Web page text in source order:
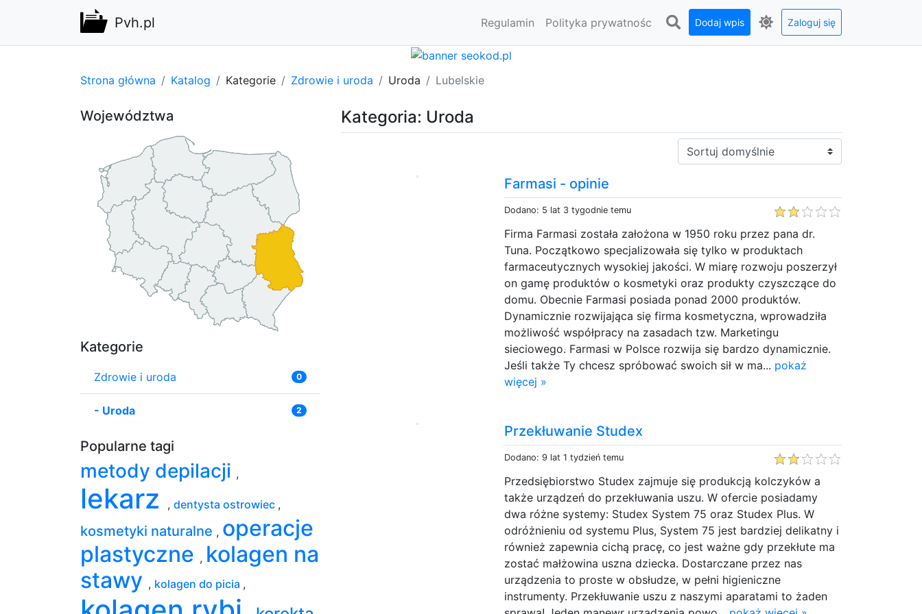
Pvh.pl Regulamin Polityka prywatnośc Dodaj wpis Zaloguj się
Strona główna Katalog Kategorie Zdrowie i uroda Uroda Lubelskie
Kategoria: Uroda
Sortuj:
Farmasi - opinie
Dodano: 5 lat 3 tygodnie temu
Firma Farmasi została założona w 1950 roku przez pana dr.
Tuna. Początkowo specjalizowała się tylko w produktach
farmaceutycznych wysokiej jakości. W miarę rozwoju poszerzył
on gamę produktów o kosmetyki oraz produkty czyszczące do
domu. Obecnie Farmasi posiada ponad 2000 produktów.
Dynamicznie rozwijająca się firma kosmetyczna, wprowadziła
możliwość współpracy na zasadach tzw. Marketingu
sieciowego. Farmasi w Polsce rozwija się bardzo dynamicznie.
Jeśli także Ty chcesz spróbować swoich sił w ma... pokaż
więcej »
Przekłuwanie Studex
Dodano: 9 lat 1 tydzień temu
Przedsiębiorstwo Studex zajmuje się produkcją kolczyków a
także urządzeń do przekłuwania uszu. W ofercie posiadamy
dwa różne systemy: Studex System 75 oraz Studex Plus. W
odróżnieniu od systemu Plus, System 75 jest bardziej delikatny i
również zapewnia cichą pracę, co jest ważne gdy przekłute ma
zostać małżowina uszna dziecka. Dostarczane przez nas
urządzenia to proste w obsłudze, w pełni higieniczne
instrumenty. Przekłuwanie uszu z naszymi aparatami to żaden
Województwa
Kategorie
Zdrowie i uroda 0
- Uroda 2
Popularne tagi
metody depilacji ,
lekarz , dentysta ostrowiec ,
kosmetyki naturalne , operacje
plastyczne , kolagen na
stawy , kolagen do picia ,